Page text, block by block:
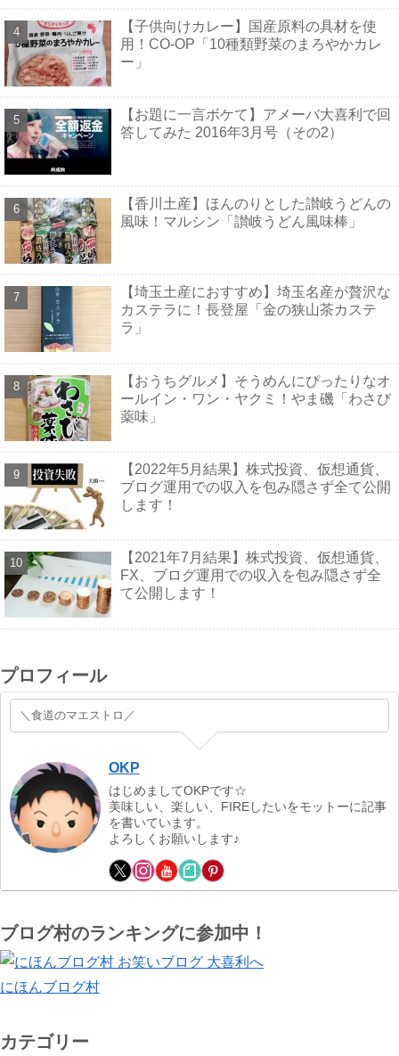
【子供向けカレー】国産原料の具材を使
用！CO-OP「10種類野菜のまろやかカレ
ー」
【お題に一言ボケて】アメーバ大喜利で回
答してみた 2016年3月号（その2）
【香川土産】ほんのりとした讃岐うどんの
風味！マルシン「讃岐うどん風味棒」
【埼玉土産におすすめ】埼玉名産が贅沢な
カステラに！長登屋「金の狭山茶カステ
ラ」
【おうちグルメ】そうめんにぴったりなオ
ールイン・ワン・ヤクミ！やま磯「わさび
薬味」
【2022年5月結果】株式投資、仮想通貨、
ブログ運用での収入を包み隠さず全て公開
します！
【2021年7月結果】株式投資、仮想通貨、
FX、ブログ運用での収入を包み隠さず全
て公開します！
プロフィール
＼食道のマエストロ／
OKP
はじめましてOKPです☆
美味しい、楽しい、FIREしたいをモットーに記事
を書いています。
よろしくお願いします♪
ブログ村のランキングに参加中！
にほんブログ村
カテゴリー